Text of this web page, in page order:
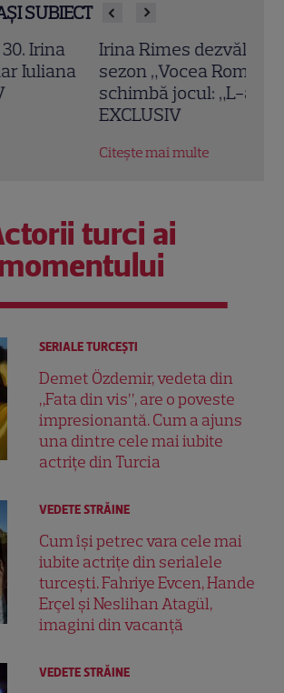
SUBIECT
dezvăluie „arma” din noul
României”. Butonul care
„L-am folosit cu plăcere”
turci ai
SERIALE TURCEŞTI
Demet Özdemir, vedeta din
„Fata din vis”, are o poveste
impresionantă. Cum a ajuns
una dintre cele mai iubite
actrițe din Turcia
VEDETE STRĂINE
Cum își petrec vara cele mai
iubite actrițe din serialele
turcești. Fahriye Evcen, Hande
Erçel și Neslihan Atagül,
imagini din vacanță
VEDETE STRĂINE